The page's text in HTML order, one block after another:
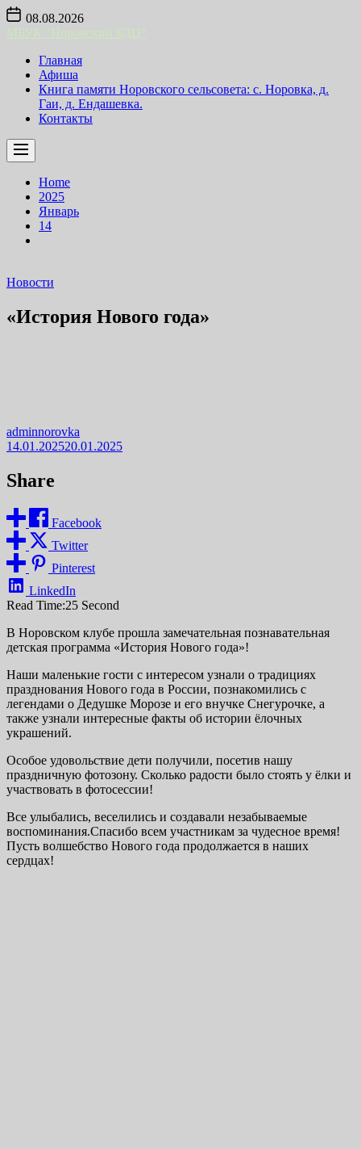
Skip
content
08.08.2026
Главная
Афиша
Книга памяти Норовского сельсовета: с. Норовка, д.
Гаи, д. Ендашевка.
Контакты
Home
2025
Январь
14
Новости
«История Нового года»
adminnorovka
14.01.202520.01.2025
Share
Facebook
Twitter
Pinterest
LinkedIn
Read Time:25 Second
В Норовском клубе прошла замечательная познавательная
детская программа «История Нового года»!
Наши маленькие гости с интересом узнали о традициях
празднования Нового года в России, познакомились с
легендами о Дедушке Морозе и его внучке Снегурочке, а
также узнали интересные факты об истории ёлочных
украшений.
Особое удовольствие дети получили, посетив нашу
праздничную фотозону. Сколько радости было стоять у ёлки и
участвовать в фотосессии!
Все улыбались, веселились и создавали незабываемые
воспоминания.Спасибо всем участникам за чудесное время!
Пусть волшебство Нового года продолжается в наших
сердцах!